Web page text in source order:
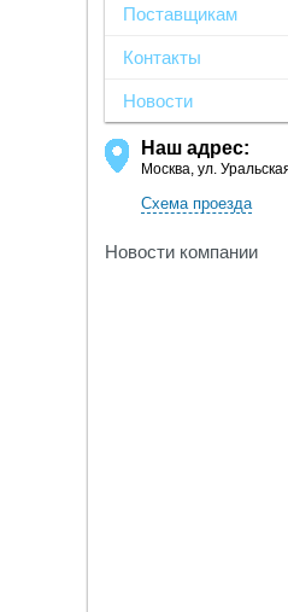
Поставщикам
Контакты
Новости
Наш адрес:
Москва, ул.
Схема проезда
Новости компании